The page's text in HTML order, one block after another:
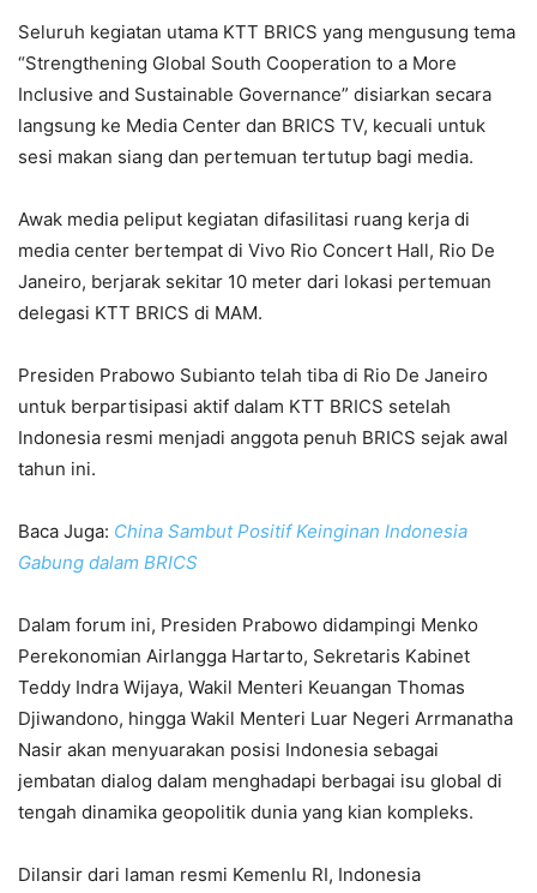
Seluruh kegiatan utama KTT BRICS yang mengusung tema
“Strengthening Global South Cooperation to a More
Inclusive and Sustainable Governance” disiarkan secara
langsung ke Media Center dan BRICS TV, kecuali untuk
sesi makan siang dan pertemuan tertutup bagi media.
Awak media peliput kegiatan difasilitasi ruang kerja di
media center bertempat di Vivo Rio Concert Hall, Rio De
Janeiro, berjarak sekitar 10 meter dari lokasi pertemuan
delegasi KTT BRICS di MAM.
Presiden Prabowo Subianto telah tiba di Rio De Janeiro
untuk berpartisipasi aktif dalam KTT BRICS setelah
Indonesia resmi menjadi anggota penuh BRICS sejak awal
tahun ini.
Baca Juga: China Sambut Positif Keinginan Indonesia
Gabung dalam BRICS
Dalam forum ini, Presiden Prabowo didampingi Menko
Perekonomian Airlangga Hartarto, Sekretaris Kabinet
Teddy Indra Wijaya, Wakil Menteri Keuangan Thomas
Djiwandono, hingga Wakil Menteri Luar Negeri Arrmanatha
Nasir akan menyuarakan posisi Indonesia sebagai
jembatan dialog dalam menghadapi berbagai isu global di
tengah dinamika geopolitik dunia yang kian kompleks.
Dilansir dari laman resmi Kemenlu RI, Indonesia